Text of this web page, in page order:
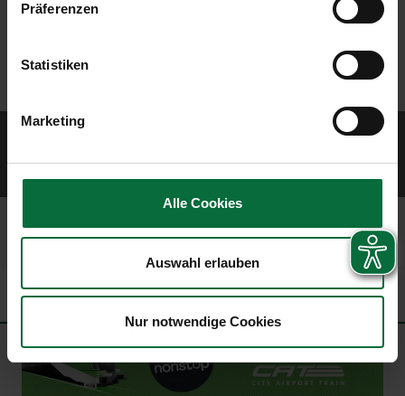
Präferenzen
Statistiken
Marketing
Alle Cookies
Auswahl erlauben
Nur notwendige Cookies